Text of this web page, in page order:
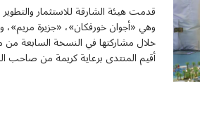
قدمت هيئة الشارقة للاستثمار
وهي «أجوان خورفكان»، «جزيرة مريم»،
خلال مشاركتها في النسخة السابعة من
أقيم المنتدى برعاية كريمة من صاحب